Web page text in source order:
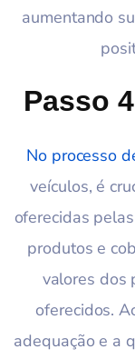
aumentando
Passo
No processo
veículos, é
oferecidas
produtos e
valores dos
oferecidos.
adequação e a